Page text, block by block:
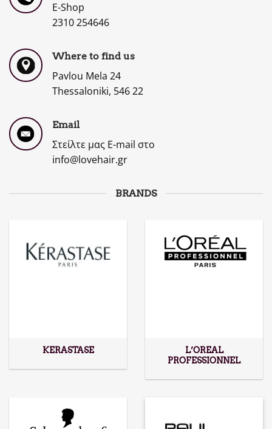
E-Shop
2310 254646
Where to find us
Pavlou Mela 24
Thessaloniki, 546 22
Email
Στείλτε μας E-mail στο
info@lovehair.gr
BRANDS
KERASTASE
L’OREAL
PROFESSIONNEL